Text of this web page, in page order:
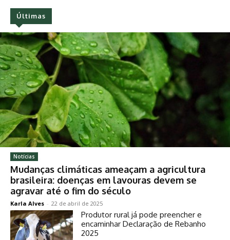
Últimas
Notícias
Mudanças climáticas ameaçam a agricultura
brasileira: doenças em lavouras devem se
agravar até o fim do século
Karla Alves - 22 de abril de 2025
Produtor rural já pode preencher e
encaminhar Declaração de Rebanho
2025